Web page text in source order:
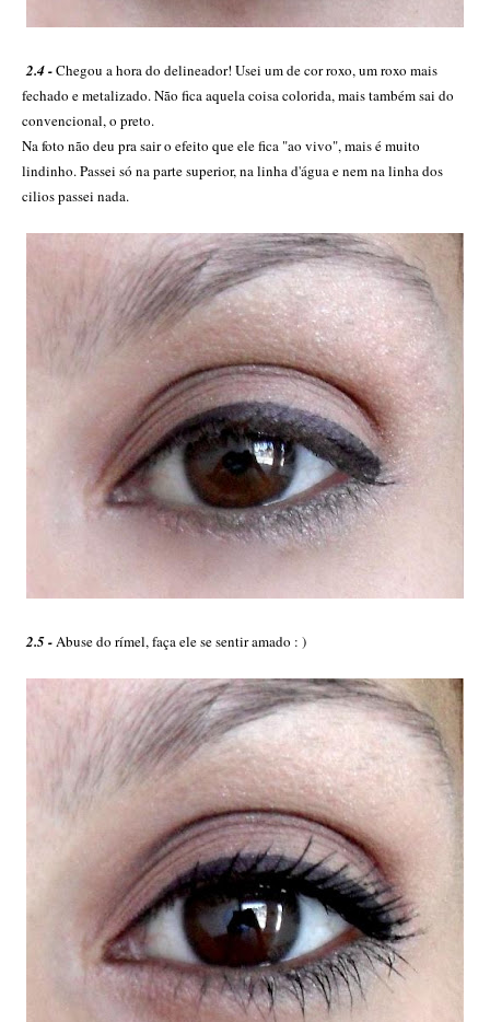
2.4 -Chegou a hora do delineador! Usei um de cor roxo, um roxo mais
fechado e metalizado. Não fica aquela coisa colorida, mais também sai do
convencional, o preto.
Na foto não deu pra sair o efeito que ele fica "ao vivo", mais é muito
lindinho. Passei só na parte superior, na linha d'água e nem na linha dos
cilios passei nada.
2.5 -Abuse do rímel, faça ele se sentir amado : )